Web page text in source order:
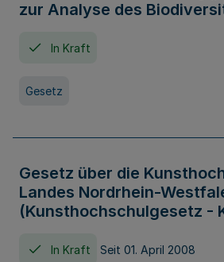
zur Analyse des
In Kraft
Gesetz
Gesetz über die
Landes Nordrhein-
(Kunsthochschulgesetz -
In Kraft Seit 01. April 2008